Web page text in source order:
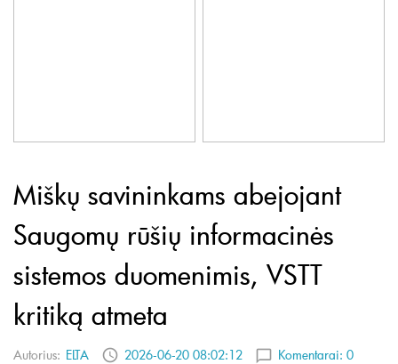
Miškų savininkams abejojant
Saugomų rūšių informacinės
sistemos duomenimis, VSTT
kritiką atmeta
Autorius: ELTA 2026-06-20 08:02:12 Komentarai: 0